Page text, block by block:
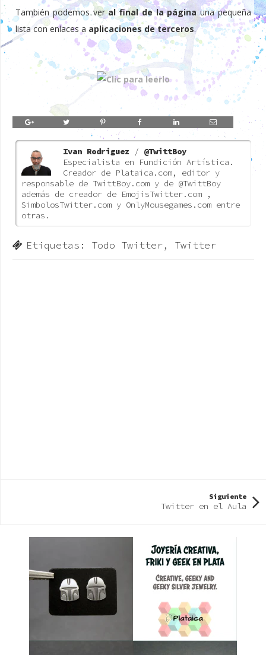
También podemos veral final de la página una pequeña
lista con enlaces a aplicaciones de terceros.
Ivan Rodriguez / @TwittBoy
Especialista en Fundición Artística.
Creador de Plataica.com, editor y
responsable de TwittBoy.com y de @TwittBoy
además de creador de EmojisTwitter.com ,
SimbolosTwitter.com y OnlyMousegames.com entre
otras.
Etiquetas: Todo Twitter, Twitter
Siguiente
Twitter en el Aula